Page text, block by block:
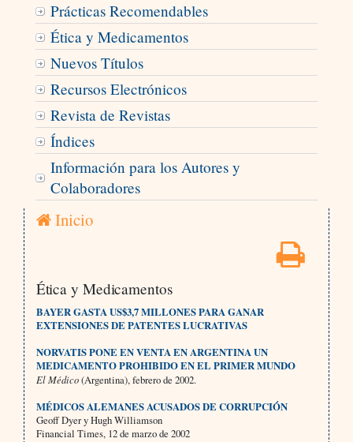
Prácticas Recomendables
Ética y Medicamentos
Nuevos Títulos
Recursos Electrónicos
Revista de Revistas
Índices
Información para los Autores y
Colaboradores
Inicio
Ética y Medicamentos
BAYER GASTA US$3,7 MILLONES PARA GANAR
EXTENSIONES DE PATENTES LUCRATIVAS
NORVATIS PONE EN VENTA EN ARGENTINA UN
MEDICAMENTO PROHIBIDO EN EL PRIMER MUNDO
El Médico(Argentina), febrero de 2002.
MÉDICOS ALEMANES ACUSADOS DE CORRUPCIÓN
Geoff Dyer y Hugh Williamson
Financial Times, 12 de marzo de 2002